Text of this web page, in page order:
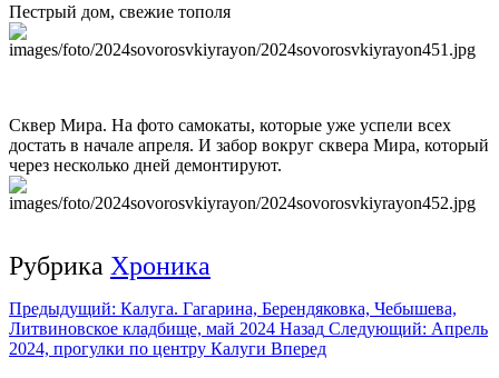
Пестрый дом, свежие тополя
Сквер Мира. На фото самокаты, которые уже успели всех
достать в начале апреля. И забор вокруг сквера Мира, который
через несколько дней демонтируют.
Рубрика Хроника
Предыдущий: Калуга. Гагарина, Берендяковка, Чебышева,
Литвиновское кладбище, май 2024 Назад Следующий: Апрель
2024, прогулки по центру Калуги Вперед